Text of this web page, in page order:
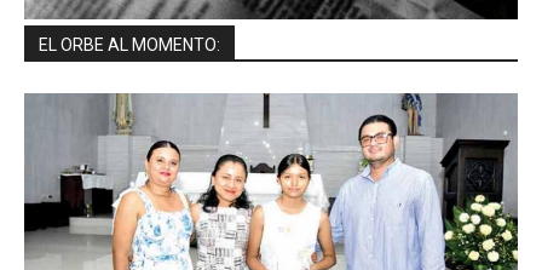
EL ORBE AL MOMENTO: